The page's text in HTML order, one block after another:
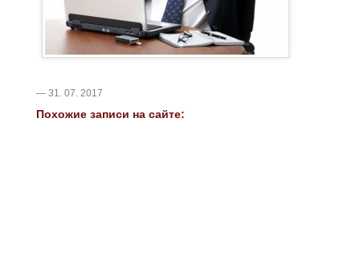
— 31. 07. 2017
Похожие записи на сайте: